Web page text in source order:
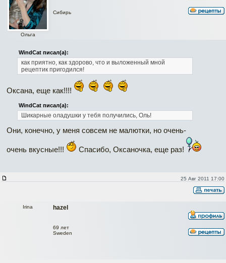
Ольга
Сибирь
WindCat писал(а):
как приятно, как здорово, что и выложенный мной
рецептик пригодился!
Оксана, еще как!!!!
WindCat писал(а):
Шикарные оладушки у тебя получились, Оль!
Они, конечно, у меня совсем не малютки, но очень-
очень вкусные!!! Спасибо, Оксаночка, еще раз!
25 Авг 2011 17:00
hazel
Irina
69 лет
Sweden